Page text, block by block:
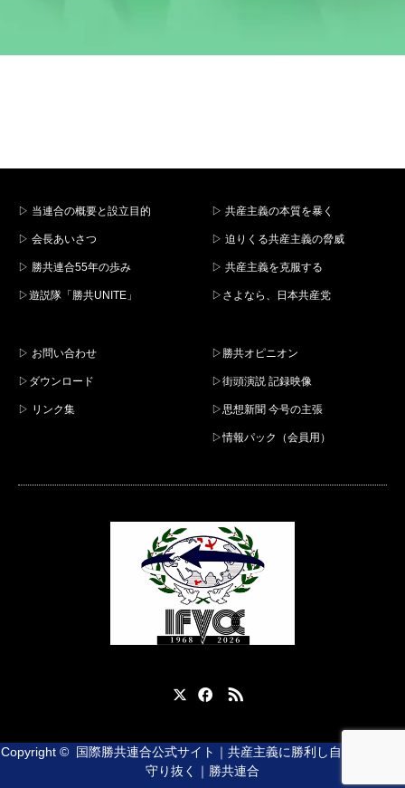
▷ 当連合の概要と設立目的
▷ 会長あいさつ
▷ 勝共連合55年の歩み
▷遊説隊「勝共UNITE」
▷ 共産主義の本質を暴く
▷ 迫りくる共産主義の脅威
▷ 共産主義を克服する
▷さよなら、日本共産党
▷ お問い合わせ
▷ダウンロード
▷ リンク集
▷勝共オピニオン
▷街頭演説 記録映像
▷思想新聞 今号の主張
▷情報パック（会員用）
Copyright ©
国際勝共連合公式サイト｜共産主義に勝利し自由と平和を
守り抜く｜勝共連合